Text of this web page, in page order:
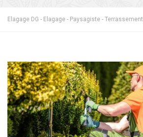
Elagage DG - Elagage - Paysagiste - Terrassement